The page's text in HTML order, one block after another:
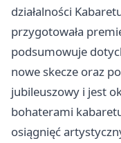
działalności
przygotowała
podsumowuje
nowe skecze oraz
jubileuszowy i jest
bohaterami
osiągnięć